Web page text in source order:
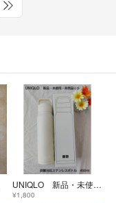
UNIQLO 新品・未使用・非売品 炭酸対応ステンレスボトル 450ml
¥1,800